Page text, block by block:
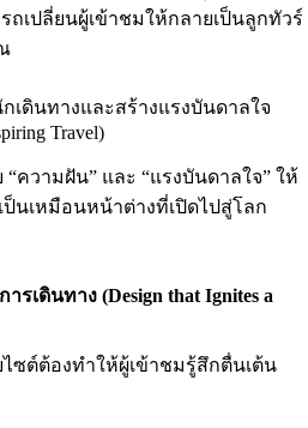
ถเปลี่ยนผู้เข้าชมให้กลายเป็นลูกทัวร์
ดินทางและสร้างแรงบันดาลใจ
Travel)
ความฝัน” และ “แรงบันดาลใจ” ให้
นเหมือนหน้าต่างที่เปิดไปสู่โลก
เดินทาง (Design that Ignites a
ซต์ต้องทำให้ผู้เข้าชมรู้สึกตื่นเต้น